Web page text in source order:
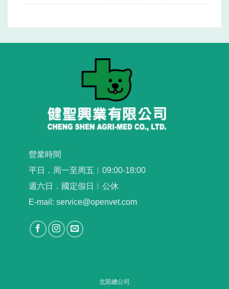
營業時間
平日．周一至周五︳09:00-18:00
週六日．國定假日︳公休
E-mail: service@openvet.com
北部總公司